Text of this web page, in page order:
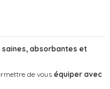
absorbantes et
de vous équiper avec